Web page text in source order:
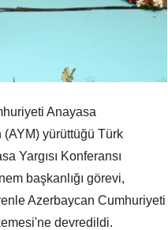
Anayasa
(AYM) yürüttüğü Türk
Yargısı Konferansı
başkanlığı görevi,
Azerbaycan Cumhuriyeti
devredildi.